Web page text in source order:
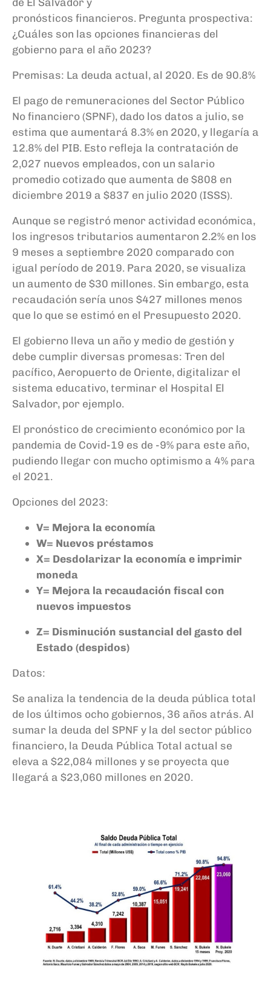
pronósticos financieros. Pregunta prospectiva:
¿Cuáles son las opciones financieras del
gobierno para el año 2023?
Premisas: La deuda actual, al 2020. Es de 90.8%
El pago de remuneraciones del Sector Público
No financiero(SPNF), dado los datos a julio, se
estima que aumentará 8.3% en 2020, y llegaría a
12.8% del PIB. Esto refleja la contratación de
2,027 nuevos empleados, con un salario
promedio cotizado que aumenta de $808 en
diciembre 2019 a $837 en julio 2020 (ISSS).
Aunque se registró menor actividad económica,
los ingresos tributarios aumentaron 2.2% en los
9 meses a septiembre 2020 comparado con
igual período de 2019. Para 2020, se visualiza
un aumento de $30 millones. Sin embargo, esta
recaudación sería unos $427 millones menos
que lo que se estimó en el Presupuesto 2020.
El gobierno lleva un año y medio de gestión y
debe cumplir diversas promesas: Tren del
pacífico, Aeropuerto de Oriente, digitalizar el
sistema educativo, terminar el Hospital El
Salvador, por ejemplo.
El pronóstico de crecimiento económico por la
pandemia de Covid-19 es de -9% para este año,
pudiendo llegar con mucho optimismo a 4% para
el 2021.
Opciones del 2023:
V= Mejora la economía
W= Nuevos préstamos
X= Desdolarizar la economía e imprimir
moneda
Y= Mejora la recaudación fiscal con
nuevos impuestos
Z= Disminución sustancial del gasto del
Estado (despidos)
Datos:
Se analiza la tendencia de la deuda pública total
de los últimos ocho gobiernos, 36 años atrás.Al
sumar la deuda del SPNF y la del sector público
financiero, la Deuda Pública Total actual se
eleva a $22,084 millones y se proyecta que
llegará a $23,060 millones en 2020.